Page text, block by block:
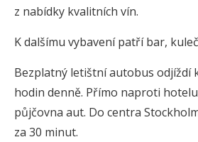
z nabídky kvalitních vín.
K dalšímu vybavení patří bar,
Bezplatný letištní autobus odjíždí
hodin denně. Přímo naproti
půjčovna aut. Do centra
za 30 minut.